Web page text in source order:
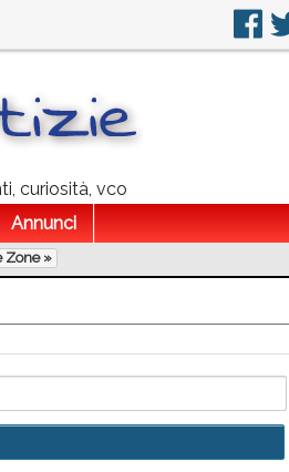
curiosità, vco
Annunci
Zone »